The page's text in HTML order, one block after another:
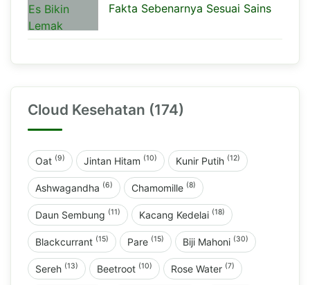
Fakta Sebenarnya Sesuai Sains
Cloud Kesehatan (174)
Oat (9) Jintan Hitam (10) Kunir Putih (12)
Ashwagandha (6) Chamomille (8)
Daun Sembung (11) Kacang Kedelai (18)
Blackcurrant (15) Pare (15) Biji Mahoni (30)
Sereh (13) Beetroot (10) Rose Water (7)